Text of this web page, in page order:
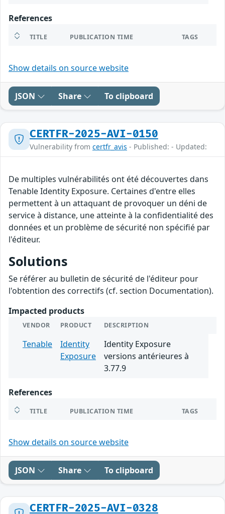
References
TITLE PUBLICATION TIME TAGS
Show details on source website
JSON Share To clipboard
CERTFR-2025-AVI-0150
Vulnerability from certfr_avis - Published: - Updated:
De multiples vulnérabilités ont été découvertes dans
Tenable Identity Exposure. Certaines d'entre elles
permettent à un attaquant de provoquer un déni de
service à distance, une atteinte à la confidentialité des
données et un problème de sécurité non spécifié par
l'éditeur.
Solutions
Se référer au bulletin de sécurité de l'éditeur pour
l'obtention des correctifs (cf. section Documentation).
Impacted products
VENDOR PRODUCT DESCRIPTION
Tenable
Identity
Exposure
Identity Exposure
versions antérieures à
3.77.9
References
TITLE PUBLICATION TIME TAGS
Show details on source website
JSON Share To clipboard
CERTFR-2025-AVI-0328